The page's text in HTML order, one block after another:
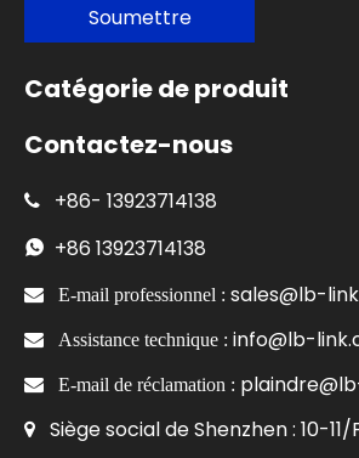
Soumettre
Catégorie de produit
Contactez-nous
 +86- 13923714138
 +86 13923714138
 E-mail professionnel : sales@lb-
 Assistance technique : info@lb-
 E-mail de réclamation :
 Siège social de Shenzhen : 10-